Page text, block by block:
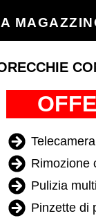
Rimozione
Pulizia
Pinzette di